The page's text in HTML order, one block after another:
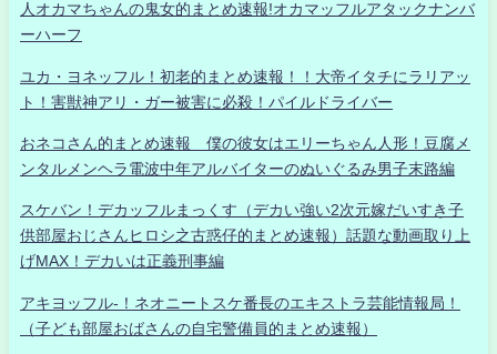
人オカマちゃんの鬼女的まとめ速報!オカマッフルアタックナンバ
ーハーフ
ユカ・ヨネッフル！初老的まとめ速報！！大帝イタチにラリアッ
ト！害獣神アリ・ガー被害に必殺！パイルドライバー
おネコさん的まとめ速報 僕の彼女はエリーちゃん人形！豆腐メ
ンタルメンヘラ電波中年アルバイターのぬいぐるみ男子末路編
スケバン！デカッフルまっくす（デカい強い2次元嫁だいすき子
供部屋おじさんヒロシ之古惑仔的まとめ速報）話題な動画取り上
げMAX！デカいは正義刑事編
アキヨッフル-！ネオニートスケ番長のエキストラ芸能情報局！
（子ども部屋おばさんの自宅警備員的まとめ速報）